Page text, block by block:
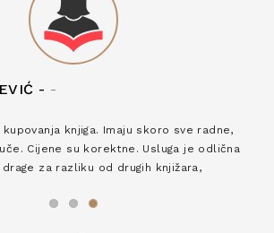
- -
knjiga. Imaju skoro sve radne,
Cijene su korektne. Usluga je odlična
za razliku od drugih knjižara,